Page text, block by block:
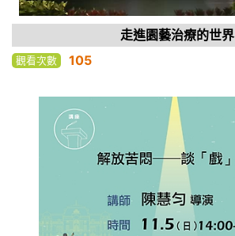
走進園藝治療的世界
觀看次數 105